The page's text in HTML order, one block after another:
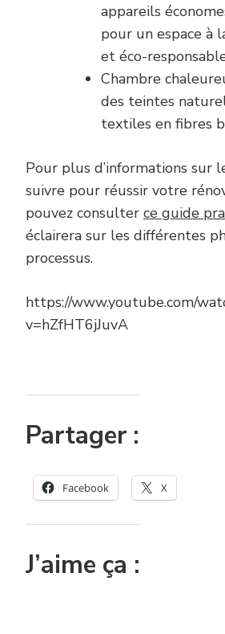
appareils
pour un espace à
et éco-
Chambre
des teintes
textiles en fibres
Pour plus d’informations sur
suivre pour réussir votre
pouvez consulter ce guide
éclairera sur les différentes
processus.
https://www.youtube.com/
v=hZfHT6jJuvA
Partager :
Facebook X
J’aime ça :